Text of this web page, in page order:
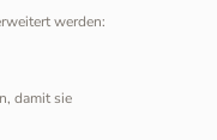
werden:
damit sie